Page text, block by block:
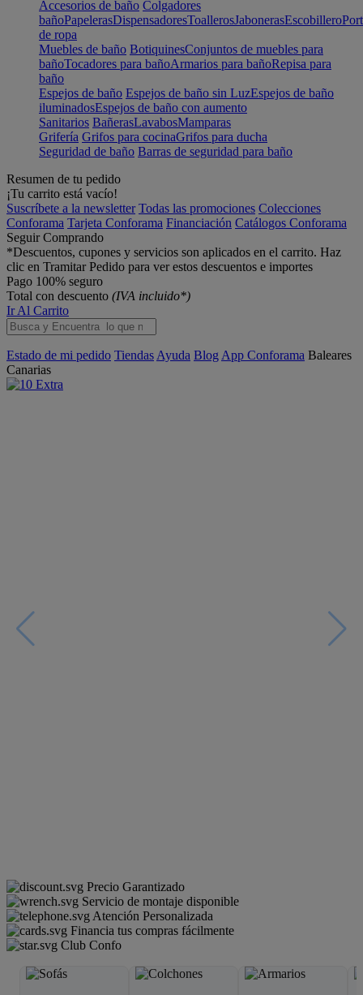
Accesorios de baño Colgadores
bañoPapelerasDispensadoresToallerosJabonerasEscobillero
de ropa
Muebles de baño BotiquinesConjuntos de muebles para
bañoTocadores para bañoArmarios para bañoRepisa para
baño
Espejos de baño Espejos de baño sin LuzEspejos de baño
iluminadosEspejos de baño con aumento
Sanitarios BañerasLavabosMamparas
Grifería Grifos para cocinaGrifos para ducha
Seguridad de baño Barras de seguridad para baño
Resumen de tu pedido
¡Tu carrito está vacío!
Suscríbete a la newsletter Todas las promociones Colecciones
Conforama Tarjeta Conforama Financiación Catálogos Conforama
Seguir Comprando
*Descuentos, cupones y servicios son aplicados en el carrito. Haz
clic en Tramitar Pedido para ver estos descuentos e importes
Pago 100% seguro
Total con descuento (IVA incluido*)
Ir Al Carrito
Estado de mi pedido Tiendas Ayuda Blog App Conforama Baleares
Canarias
Precio Garantizado
Servicio de montaje disponible
Atención Personalizada
Financia tus compras fácilmente
Club Confo